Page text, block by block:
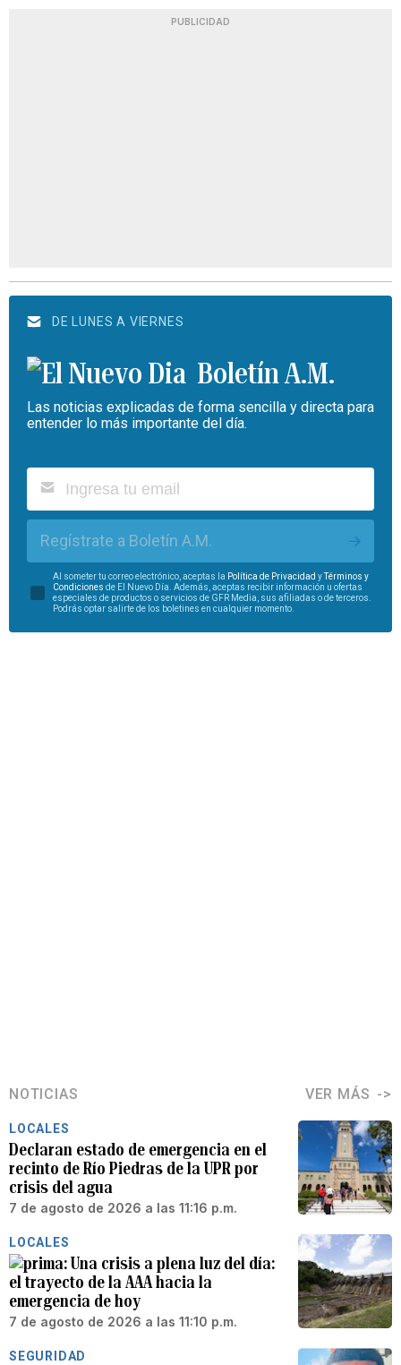
PUBLICIDAD
DE LUNES A VIERNES
Boletín A.M.
Las noticias explicadas de forma sencilla y directa para
entender lo más importante del día.
Regístrate a Boletín A.M.
Al someter tu correo electrónico, aceptas la Política de Privacidad yTérminos y
Condiciones de El Nuevo Día. Además, aceptas recibir información u ofertas
especiales de productos o servicios de GFR Media, sus afiliadas o de terceros.
Podrás optar salirte de los boletines en cualquier momento.
NOTICIAS VER MÁS
LOCALES
Declaran estado de emergencia en el
recinto de Río Piedras de la UPR por
crisis del agua
7 de agosto de 2026 a las 11:16 p.m.
LOCALES
Una crisis a plena luz del día:
el trayecto de la AAA hacia la
emergencia de hoy
7 de agosto de 2026 a las 11:10 p.m.
SEGURIDAD